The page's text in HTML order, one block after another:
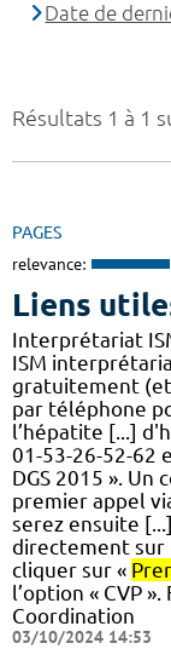
Résultats 1 à 1
PAGES
relevance:
Liens
Interprétariat
ISM
gratuitement (et
par téléphone
l’hépatite [...]
01-53-26-52-62
DGS 2015 ».
premier appel
serez ensuite
directement
cliquer sur «
l’option « CVP
Coordination
03/10/2024 14:53
Date de